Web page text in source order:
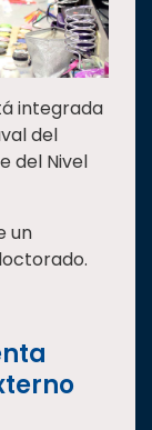
integrada
del
del Nivel
un